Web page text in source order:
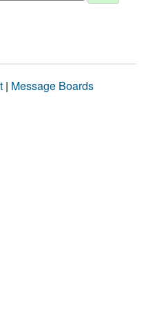
| Message Boards